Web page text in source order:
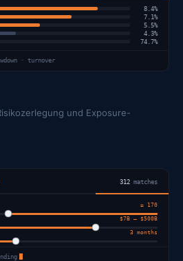
8.4%
7.1%
5.5%
4.3%
74.7%
· turnover
und Exposure-
312 matches
≥ 170
$7B – $500B
3 months